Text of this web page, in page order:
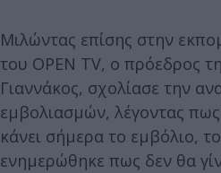
Μιλώντας επίσης στην
του OPEΝ TV, ο πρόεδρος
Γιαννάκος, σχολίασε την
εμβολιασμών, λέγοντας πως
κάνει σήμερα το εμβόλιο,
ενημερώθηκε πως δεν θα